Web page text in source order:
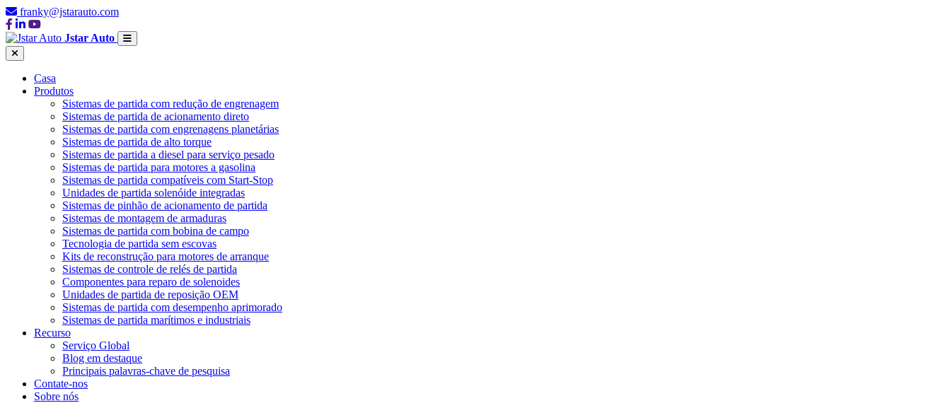
franky@jstarauto.com
Jstar Auto
Casa
Produtos
Sistemas de partida com redução de engrenagem
Sistemas de partida de acionamento direto
Sistemas de partida com engrenagens planetárias
Sistemas de partida de alto torque
Sistemas de partida a diesel para serviço pesado
Sistemas de partida para motores a gasolina
Sistemas de partida compatíveis com Start-Stop
Unidades de partida solenóide integradas
Sistemas de pinhão de acionamento de partida
Sistemas de montagem de armaduras
Sistemas de partida com bobina de campo
Tecnologia de partida sem escovas
Kits de reconstrução para motores de arranque
Sistemas de controle de relés de partida
Componentes para reparo de solenoides
Unidades de partida de reposição OEM
Sistemas de partida com desempenho aprimorado
Sistemas de partida marítimos e industriais
Recurso
Serviço Global
Blog em destaque
Principais palavras-chave de pesquisa
Contate-nos
Sobre nós